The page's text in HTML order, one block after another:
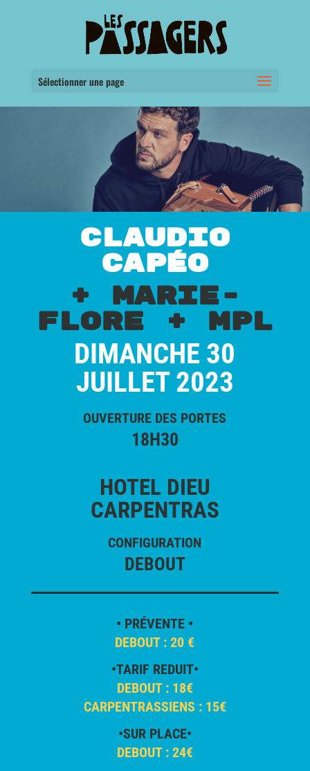
Sélectionner une page
CLAUDIO
CAPÉO
+ MARIE-
FLORE + MPL
DIMANCHE 30
JUILLET 2023
OUVERTURE DES PORTES
18H30
HOTEL DIEU
CARPENTRAS
CONFIGURATION
DEBOUT
• PRÉVENTE •
DEBOUT : 20 €
•TARIF REDUIT•
DEBOUT : 18€
CARPENTRASSIENS : 15€
•SUR PLACE•
DEBOUT : 24€